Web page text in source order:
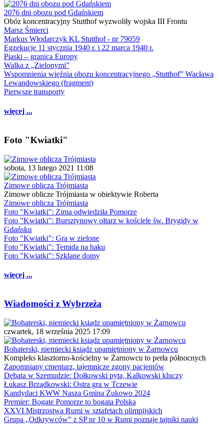
2076 dni obozu pod Gdańskiem
Obóz koncentracyjny Stutthof wyzwoliły wojska III Frontu
Marsz Śmierci
Markus Włodarczyk KL Stutthof - nr 79059
Egzekucje 11 stycznia 1940 r. i 22 marca 1940 r.
Piaski – granica Europy
Walka z „Zielonymi”
Wspomnienia więźnia obozu koncentracyjnego „Stutthof” Wacława
Lewandowskiego (fragment)
Pierwsze transporty
więcej ...
Foto "Kwiatki"
sobota, 13 lutego 2021 11:08
Zimowe oblicza Trójmiasta
Zimowe oblicze Trójmiasta w obiektywie Roberta
Zimowe oblicza Trójmiasta
Foto "Kwiatki": Zima odwiedziła Pomorze
Foto "Kwiatki": Bursztynowy ołtarz w kościele św. Brygidy w
Gdańsku
Foto "Kwiatki": Gra w zielone
Foto "Kwiatki": Temida na haku
Foto "Kwiatki": Szklane domy
więcej ...
Wiadomości z Wybrzeża
czwartek, 18 września 2025 17:09
Bohaterski, niemiecki ksiądz upamiętniony w Żarnowcu
Kompleks klasztorno-kościelny w Żarnowcu to perła północnych
Zapomniany cmentarz, tajemnicze zgony pacjentów
Debata w Szemudzie: Dołkowski pyta, Kalkowski kluczy
Łukasz Brządkowski: Ostra gra w Tczewie
Kandydaci KWW Nasza Gmina Żukowo 2024
Premier: Bogate Pomorze to bogata Polska
XXVI Mistrzostwa Rumi w sztafetach olimpijskich
Grupa „Odkrywców” z SP nr 10 w Rumi poznaje tajniki nauki